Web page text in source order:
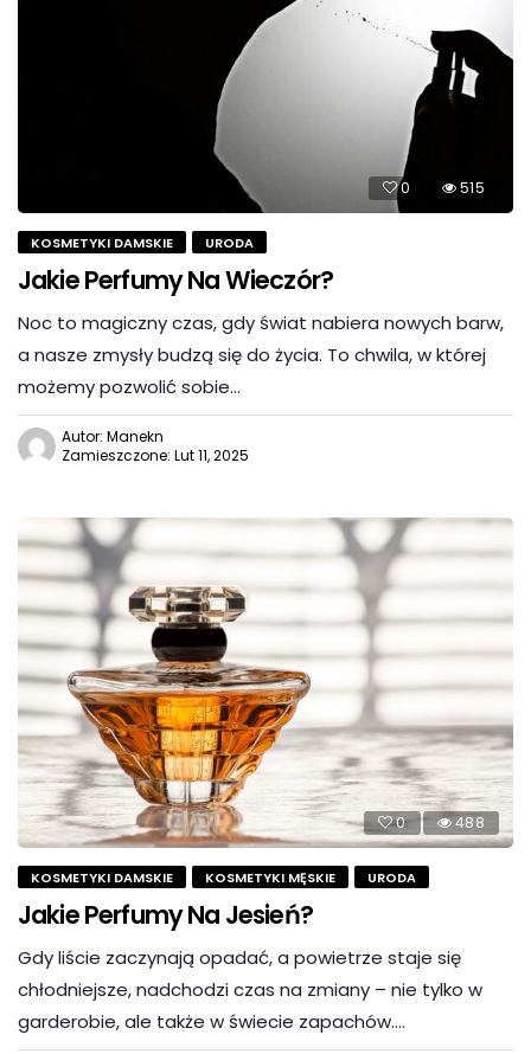
0 515
KOSMETYKI DAMSKIE URODA
Jakie Perfumy Na Wieczór?
Noc to magiczny czas, gdy świat nabiera nowych barw,
a nasze zmysły budzą się do życia. To chwila, w której
możemy pozwolić sobie…
Autor: Manekn
Zamieszczone: Lut 11, 2025
0 488
KOSMETYKI DAMSKIE KOSMETYKI MĘSKIE URODA
Jakie Perfumy Na Jesień?
Gdy liście zaczynają opadać, a powietrze staje się
chłodniejsze, nadchodzi czas na zmiany – nie tylko w
garderobie, ale także w świecie zapachów….